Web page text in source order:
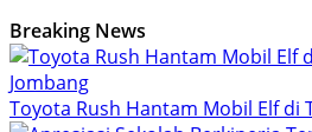
Breaking News
Toyota Rush Hantam Mobil Elf di